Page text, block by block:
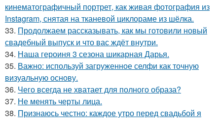
кинематографичный портрет, как живая фотография из
Instagram, снятая на тканевой циклораме из шёлка.
33. Продолжаем рассказывать, как мы готовили новый
свадебный выпуск и что вас ждёт внутри.
34. Наша героиня 3 сезона шикарная Дарья.
35. Важно: используй загруженное селфи как точную
визуальную основу.
36. Чего всегда не хватает для полного образа?
37. Не менять черты лица.
38. Признаюсь честно: каждое утро перед свадьбой я